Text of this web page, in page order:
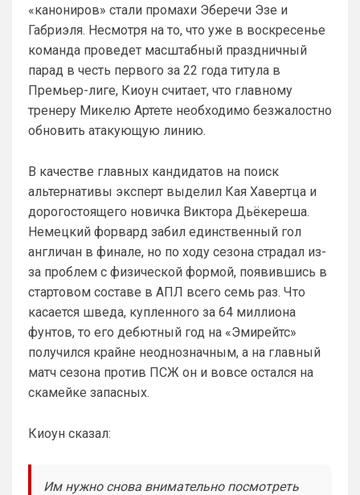
«канониров» стали промахи Эберечи Эзе и
Габриэля. Несмотря на то, что уже в воскресенье
команда проведет масштабный праздничный
парад в честь первого за 22 года титула в
Премьер-лиге, Киоун считает, что главному
тренеру Микелю Артете необходимо безжалостно
обновить атакующую линию.
В качестве главных кандидатов на поиск
альтернативы эксперт выделил Кая Хавертца и
дорогостоящего новичка Виктора Дьёкереша.
Немецкий форвард забил единственный гол
англичан в финале, но по ходу сезона страдал из-
за проблем с физической формой, появившись в
стартовом составе в АПЛ всего семь раз. Что
касается шведа, купленного за 64 миллиона
фунтов, то его дебютный год на «Эмирейтс»
получился крайне неоднозначным, а на главный
матч сезона против ПСЖ он и вовсе остался на
скамейке запасных.
Киоун сказал:
Им нужно снова внимательно посмотреть
Как раз таки это и плюс! )
SkyNet• 00:13
Слава Богу, что хоть этого дебила Гео
тут нет. А то раз в полгода ёбнет какую-
нибудь хуйню. Хотя все его перлы уже
глаз каждый раз...
Аристократ • 00:47
Ответ для SkyNet
Слава Богу, что хоть этого дебила Гео тут
нет. А то раз в полгода ёбнет какую-нибудь
хуйню. Хотя все его перлы уже как п
Думаешь нет ?)А я думаю он наблюдает,
выжидает, и ждет подходящего
момента для «удара»
Ответ для Аристократ
Думаешь нет ?)А я думаю он наблюдает,
выжидает, и ждет подходящего момента
Может для удава? ))
Может для удава? ))
про Скайнет )